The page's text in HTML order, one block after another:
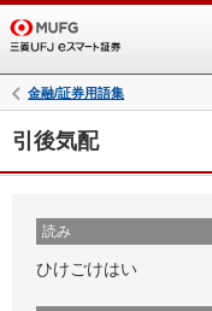
金融/証券用語集
引後気配
読み
ひけごけはい